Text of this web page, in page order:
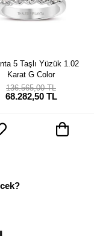
5 Taşlı Yüzük 1.02
Karat G Color
68.282,50 TL
136.565,00 TL